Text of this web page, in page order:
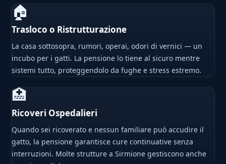
🏠
Trasloco o Ristrutturazione
La casa sottosopra, rumori, operai, odori di vernici — un
incubo per i gatti. La pensione lo tiene al sicuro mentre
sistemi tutto, proteggendolo da fughe e stress estremo.
🏥
Ricoveri Ospedalieri
Quando sei ricoverato e nessun familiare può accudire il
gatto, la pensione garantisce cure continuative senza
interruzioni. Molte strutture a Sirmione gestiscono anche